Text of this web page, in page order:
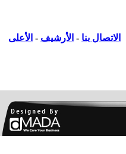
الاتصال بنا-الأرشيف-الأعلى